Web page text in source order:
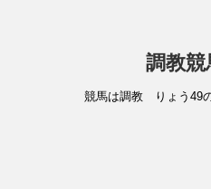
調教
競馬は調教 りょう49